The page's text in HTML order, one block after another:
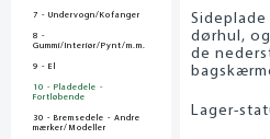
7 - Undervogn/Kofanger
8 -
Gummi/Interiør/Pynt/m.m.
9 - El
10 - Pladedele -
Fortløbende
30 - Bremsedele - Andre
mærker/Modeller
dørhul,
de
Lager-